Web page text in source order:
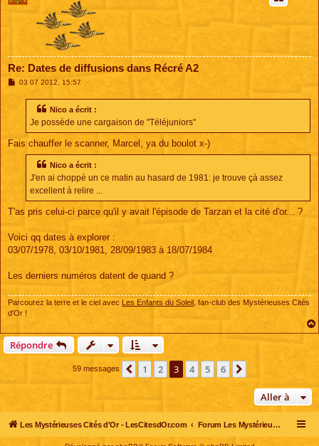
Re: Dates de diffusions dans Récré A2
M03 07 2012, 15:57
Nico a écrit :
Je possède une cargaison de "Téléjuniors"
Fais chauffer le scanner, Marcel, ya du boulot x-)
Nico a écrit :
J'en ai choppé un ce matin au hasard de 1981: je trouve çà assez
excellent à relire ...
T'as pris celui-ci parce qu'il y avait l'épisode de Tarzan et la cité d'or... ?
Voici qq dates à explorer :
03/07/1978, 03/10/1981, 28/09/1983 à 18/07/1984
Les derniers numéros datent de quand ?
Parcourez la terre et le ciel avec Les Enfants du Soleil , fan-club des Mystérieuses Cités
d'Or !
Répondre
59 messages Précédente
1 2 3 4 5 6
Aller à
Les Mystérieuses Cités d'Or - LesCitesdOr.com Forum Les Mystérieuses Cités d'Or